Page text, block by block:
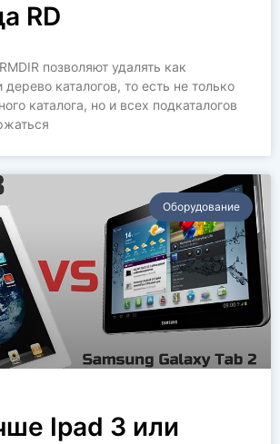
RD
позволяют удалять как
дерево каталогов, то есть не только
каталога, но и всех подкаталогов
Оборудование
Ipad 3 или